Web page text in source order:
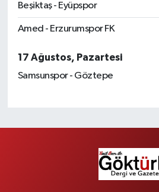
Beşiktaş - Eyüpspor
Amed - Erzurumspor FK
17 Ağustos, Pazartesi
Samsunspor - Göztepe